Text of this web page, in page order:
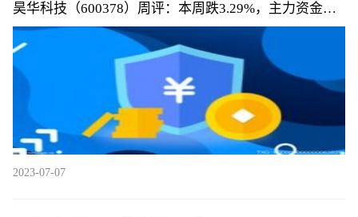
昊华科技（600378）周评：本周跌3.29%，主力资金合
计净流出1578.27万元
2023-07-07